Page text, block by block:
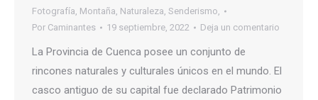
Fotografía, Montaña, Naturaleza, Senderismo,
Por Caminantes 19 septiembre, 2022 Deja un comentario
La Provincia de Cuenca posee un conjunto de
rincones naturales y culturales únicos en el mundo. El
casco antiguo de su capital fue declarado Patrimonio